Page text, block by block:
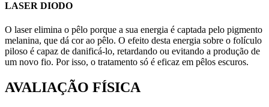
LASER DIODO
O laser elimina o pêlo porque a sua energia é captada pelo pigmento
melanina, que dá cor ao pêlo. O efeito desta energia sobre o folículo
piloso é capaz de danificá-lo, retardando ou evitando a produção de
um novo fio. Por isso, o tratamento só é eficaz em pêlos escuros.
AVALIAÇÃO FÍSICA